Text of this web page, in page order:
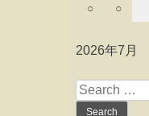
○ ○
2026年7月
Search
for: